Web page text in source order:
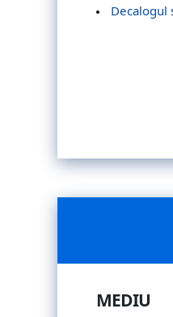
Decalogul
MEDIU